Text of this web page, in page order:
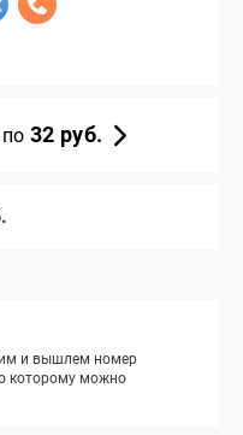
32 руб.
и вышлем номер
которому можно